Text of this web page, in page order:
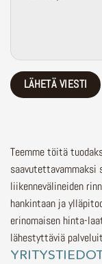
Teemme töitä
liikennevälineiden
hankintaan ja
erinomaisen hinta-
lähestyttäviä